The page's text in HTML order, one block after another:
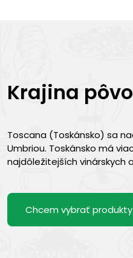
Krajina
Toscana (Toskánsko) sa
Umbriou. Toskánsko má
najdôležitejších vinárskych
Chcem vybrať